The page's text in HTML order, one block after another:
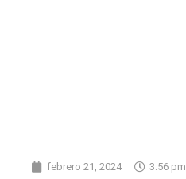
febrero 21, 2024 3:56 pm